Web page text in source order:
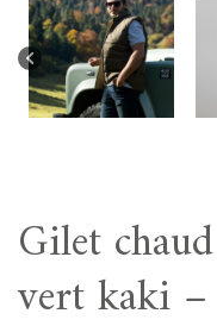
Gilet
vert kaki